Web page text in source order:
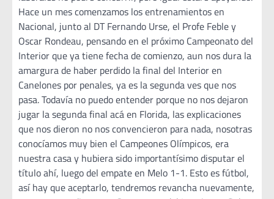
Hace un mes comenzamos los entrenamientos en
Nacional, junto al DT Fernando Urse, el Profe Feble y
Oscar Rondeau, pensando en el próximo Campeonato del
Interior que ya tiene fecha de comienzo, aun nos dura la
amargura de haber perdido la final del Interior en
Canelones por penales, ya es la segunda ves que nos
pasa. Todavía no puedo entender porque no nos dejaron
jugar la segunda final acá en Florida, las explicaciones
que nos dieron no nos convencieron para nada, nosotras
conocíamos muy bien el Campeones Olímpicos, era
nuestra casa y hubiera sido importantísimo disputar el
título ahí, luego del empate en Melo 1-1. Esto es fútbol,
así hay que aceptarlo, tendremos revancha nuevamente,